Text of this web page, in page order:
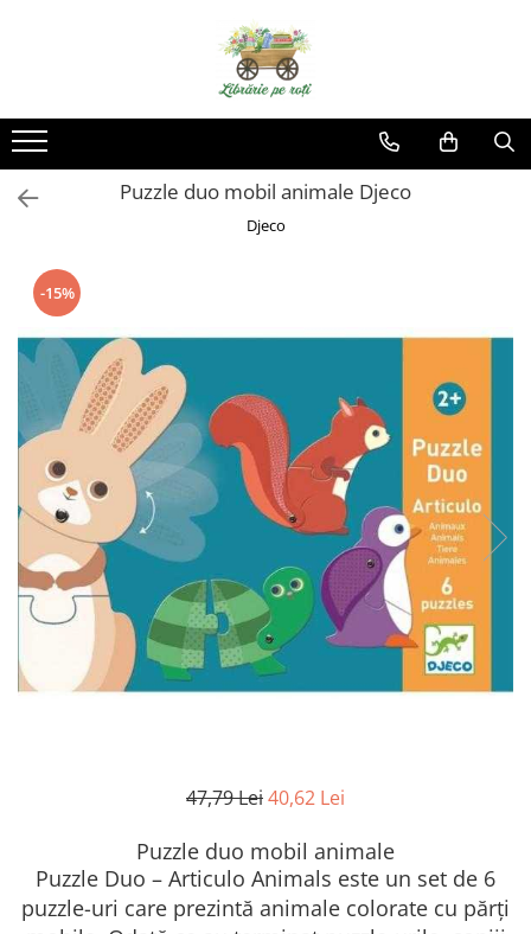
Puzzle duo mobil animale Djeco
Djeco
-15%
47,79 Lei40,62 Lei
Puzzle duo mobil animale
Puzzle Duo – Articulo Animals este un set de 6
puzzle-uri care prezintă animale colorate cu părți